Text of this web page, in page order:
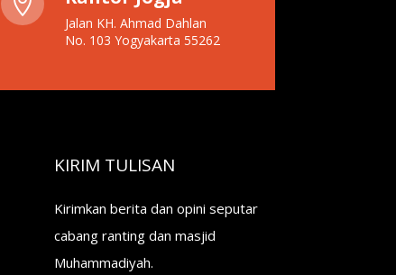
Jalan KH. Ahmad Dahlan
No. 103 Yogyakarta 55262
KIRIM TULISAN
Kirimkan berita dan opini seputar
cabang ranting dan masjid
Muhammadiyah.